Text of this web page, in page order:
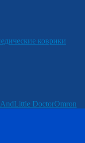
коврики
AndLittle DoctorOmron